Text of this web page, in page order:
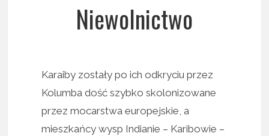
Niewolnictwo
Karaiby zostały po ich odkryciu przez
Kolumba dość szybko skolonizowane
przez mocarstwa europejskie, a
mieszkańcy wysp Indianie – Karibowie –